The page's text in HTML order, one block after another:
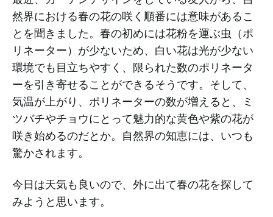
然界における春の花の咲く順番には意味があるこ
とを聞きました。春の初めには花粉を運ぶ虫（ポ
リネーター）が少ないため、白い花は光が少ない
環境でも目立ちやすく、限られた数のポリネータ
ーを引き寄せることができるそうです。そして、
気温が上がり、ポリネーターの数が増えると、ミ
ツバチやチョウにとって魅力的な黄色や紫の花が
咲き始めるのだとか。自然界の知恵には、いつも
驚かされます。
今日は天気も良いので、外に出て春の花を探して
みようと思います。